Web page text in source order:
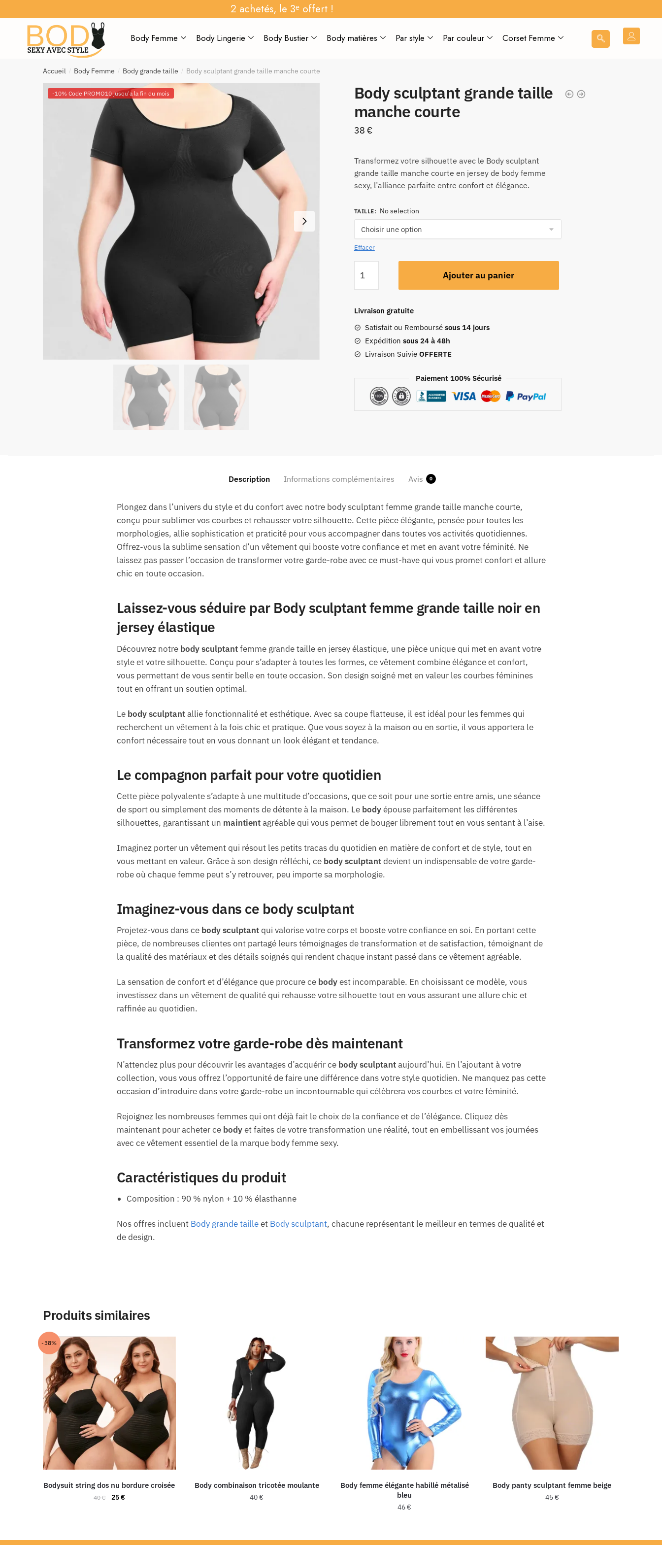
2 achetés, le 3ᵉ offert !
Body Femme Body Lingerie Body Bustier Body matières Par style Par couleur Corset Femme
Accueil / Body Femme / Body grande taille / Body sculptant grande taille manche courte
-10% Code PROMO10 jusqu'a la fin du mois
Body sculptant grande taille
manche courte
38 €
Transformez votre silhouette avec le Body sculptant
grande taille manche courte en jersey de body femme
sexy, l’alliance parfaite entre confort et élégance.
TAILLE: No selection
Effacer
Ajouter au panier
Livraison gratuite
Satisfait ou Remboursé sous 14 jours
Expédition sous 24 à 48h
Livraison Suivie OFFERTE
Paiement 100% Sécurisé
Description Informations complémentaires Avis 0
Plongez dans l’univers du style et du confort avec notre body sculptant femme grande taille manche courte,
conçu pour sublimer vos courbes et rehausser votre silhouette. Cette pièce élégante, pensée pour toutes les
morphologies, allie sophistication et praticité pour vous accompagner dans toutes vos activités quotidiennes.
Offrez-vous la sublime sensation d’un vêtement qui booste votre confiance et met en avant votre féminité. Ne
laissez pas passer l’occasion de transformer votre garde-robe avec ce must-have qui vous promet confort et allure
chic en toute occasion.
Laissez-vous séduire par Body sculptant femme grande taille noir en
jersey élastique
Découvrez notre body sculptantfemme grande taille en jersey élastique, une pièce unique qui met en avant votre
style et votre silhouette. Conçu pour s’adapter à toutes les formes, ce vêtement combine élégance et confort,
vous permettant de vous sentir belle en toute occasion. Son design soigné met en valeur les courbes féminines
tout en offrant un soutien optimal.
Le body sculptantallie fonctionnalité et esthétique. Avec sa coupe flatteuse, il est idéal pour les femmes qui
recherchent un vêtement à la fois chic et pratique. Que vous soyez à la maison ou en sortie, il vous apportera le
confort nécessaire tout en vous donnant un look élégant et tendance.
Le compagnon parfait pour votre quotidien
Cette pièce polyvalente s’adapte à une multitude d’occasions, que ce soit pour une sortie entre amis, une séance
de sport ou simplement des moments de détente à la maison. Le bodyépouse parfaitement les différentes
silhouettes, garantissant un maintientagréable qui vous permet de bouger librement tout en vous sentant à l’aise.
Imaginez porter un vêtement qui résout les petits tracas du quotidien en matière de confort et de style, tout en
vous mettant en valeur. Grâce à son design réfléchi, ce body sculptantdevient un indispensable de votre garde-
robe où chaque femme peut s’y retrouver, peu importe sa morphologie.
Imaginez-vous dans ce body sculptant
Projetez-vous dans ce body sculptantqui valorise votre corps et booste votre confiance en soi. En portant cette
pièce, de nombreuses clientes ont partagé leurs témoignages de transformation et de satisfaction, témoignant de
la qualité des matériaux et des détails soignés qui rendent chaque instant passé dans ce vêtement agréable.
La sensation de confort et d’élégance que procure ce bodyest incomparable. En choisissant ce modèle, vous
investissez dans un vêtement de qualité qui rehausse votre silhouette tout en vous assurant une allure chic et
raffinée au quotidien.
Transformez votre garde-robe dès maintenant
N’attendez plus pour découvrir les avantages d’acquérir ce body sculptantaujourd’hui. En l’ajoutant à votre
collection, vous vous offrez l’opportunité de faire une différence dans votre style quotidien. Ne manquez pas cette
occasion d’introduire dans votre garde-robe un incontournable qui célèbrera vos courbes et votre féminité.
Rejoignez les nombreuses femmes qui ont déjà fait le choix de la confiance et de l’élégance. Cliquez dès
maintenant pour acheter ce bodyet faites de votre transformation une réalité, tout en embellissant vos journées
avec ce vêtement essentiel de la marque body femme sexy.
Caractéristiques du produit
Composition : 90 % nylon + 10 % élasthanne
Nos offres incluent Body grande tailleet Body sculptant, chacune représentant le meilleur en termes de qualité et
de design.
Produits similaires
-38%
Bodysuit string dos nu bordure croisée
40€ 25€
Body combinaison tricotée moulante
40€
Body femme élégante habillé métalisé
bleu
46€
Body panty sculptant femme beige
45€